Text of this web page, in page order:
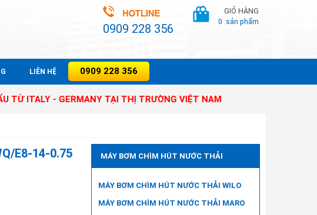
0909 228 356
GIỎ HÀNG
0 sản phẩm
LIÊN HỆ 0909 228 356
- GERMANY TẠI THỊ TRƯỜNG VIỆT NAM
E8-14-0.75 MÁY BƠM CHÌM HÚT NƯỚC THẢI
MÁY BƠM CHÌM HÚT NƯỚC THẢI WILO
MÁY BƠM CHÌM HÚT NƯỚC THẢI MARO